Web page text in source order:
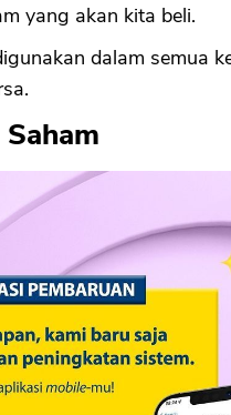
yang akan kita beli.
dalam semua